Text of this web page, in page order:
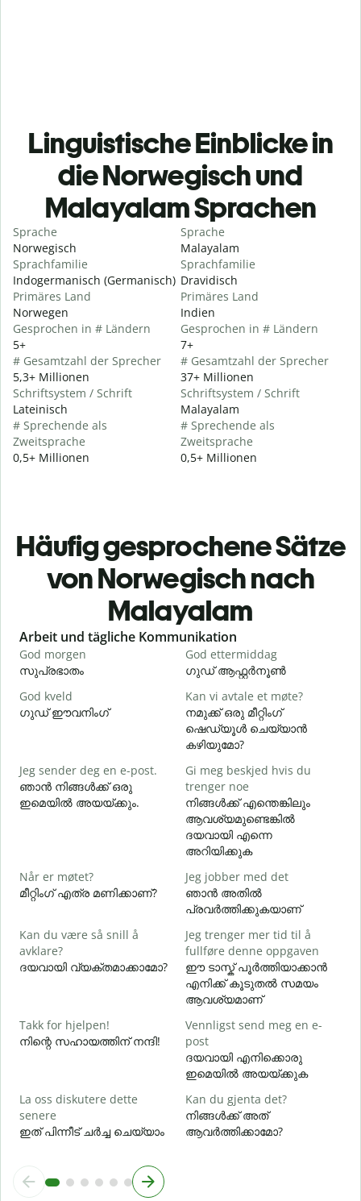
Linguistische Einblicke in
die Norwegisch und
Malayalam Sprachen
Sprache
Norwegisch
Sprachfamilie
Indogermanisch (Germanisch)
Primäres Land
Norwegen
Gesprochen in # Ländern
5+
# Gesamtzahl der Sprecher
5,3+ Millionen
Schriftsystem / Schrift
Lateinisch
# Sprechende als
Zweitsprache
0,5+ Millionen
Sprache
Malayalam
Sprachfamilie
Dravidisch
Primäres Land
Indien
Gesprochen in # Ländern
7+
# Gesamtzahl der Sprecher
37+ Millionen
Schriftsystem / Schrift
Malayalam
# Sprechende als
Zweitsprache
0,5+ Millionen
Häufig gesprochene Sätze
von Norwegisch nach
Malayalam
Slide 1 of 6
Arbeit und tägliche Kommunikation
God morgen
സുപ്രഭാതം
God ettermiddag
ഗുഡ് ആഫ്റ്റർനൂൺ
God kveld
ഗുഡ് ഈവനിംഗ്
Kan vi avtale et møte?
നമുക്ക് ഒരു മീറ്റിംഗ്
ഷെഡ്യൂൾ ചെയ്യാൻ
കഴിയുമോ?
Jeg sender deg en e-post.
ഞാൻ നിങ്ങൾക്ക് ഒരു
ഇമെയിൽ അയയ്ക്കും.
Gi meg beskjed hvis du
trenger noe
നിങ്ങൾക്ക് എന്തെങ്കിലും
ആവശ്യമുണ്ടെങ്കിൽ
ദയവായി എന്നെ
അറിയിക്കുക
Når er møtet?
മീറ്റിംഗ് എത്ര മണിക്കാണ്?
Jeg jobber med det
ഞാൻ അതിൽ
പ്രവർത്തിക്കുകയാണ്
Kan du være så snill å
avklare?
ദയവായി വ്യക്തമാക്കാമോ?
Jeg trenger mer tid til å
fullføre denne oppgaven
ഈ ടാസ്ക് പൂർത്തിയാക്കാൻ
എനിക്ക് കൂടുതൽ സമയം
ആവശ്യമാണ്
Takk for hjelpen!
നിന്റെ സഹായത്തിന് നന്ദി!
Vennligst send meg en e-
post
ദയവായി എനിക്കൊരു
ഇമെയിൽ അയയ്ക്കുക
La oss diskutere dette
senere
ഇത് പിന്നീട് ചർച്ച ചെയ്യാം
Kan du gjenta det?
നിങ്ങൾക്ക് അത്
ആവർത്തിക്കാമോ?